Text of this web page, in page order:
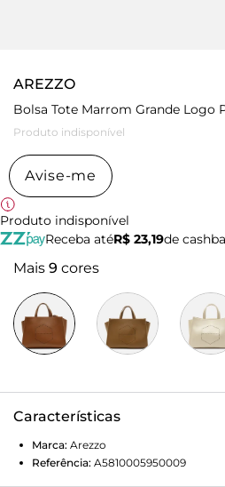
AREZZO
Bolsa Tote Marrom Grande Logo
Produto indisponível
Avise-me
Produto indisponível
Receba atéR$ 23,19de
Mais 9 cores
Características
Marca: Arezzo
Referência: A5810005950009